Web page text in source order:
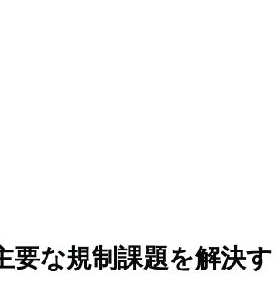
要な規制課題を解決す